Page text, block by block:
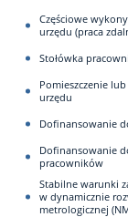
Częściowe
urzędu (praca
Stołówka
Pomieszczenie
urzędu
Dofinansowanie
Dofinansowanie
pracowników
Stabilne warunki
w dynamicznie
metrologicznej